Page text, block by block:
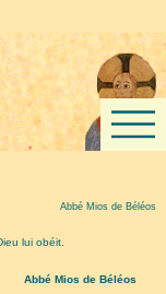
Abbé Mios de Béléos
lui obéit.
Abbé Mios de Béléos